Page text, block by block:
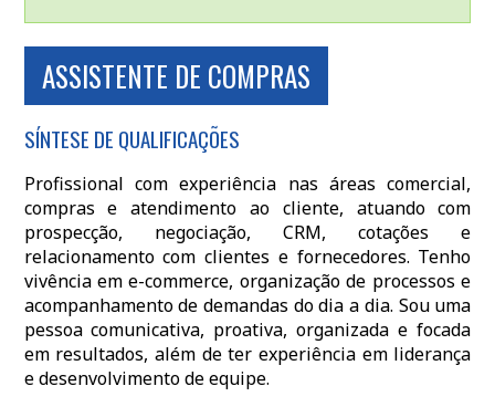
ASSISTENTE DE COMPRAS
SÍNTESE DE QUALIFICAÇÕES
Profissional com experiência nas áreas comercial,
compras e atendimento ao cliente, atuando com
prospecção, negociação, CRM, cotações e
relacionamento com clientes e fornecedores. Tenho
vivência em e-commerce, organização de processos e
acompanhamento de demandas do dia a dia. Sou uma
pessoa comunicativa, proativa, organizada e focada
em resultados, além de ter experiência em liderança
e desenvolvimento de equipe.